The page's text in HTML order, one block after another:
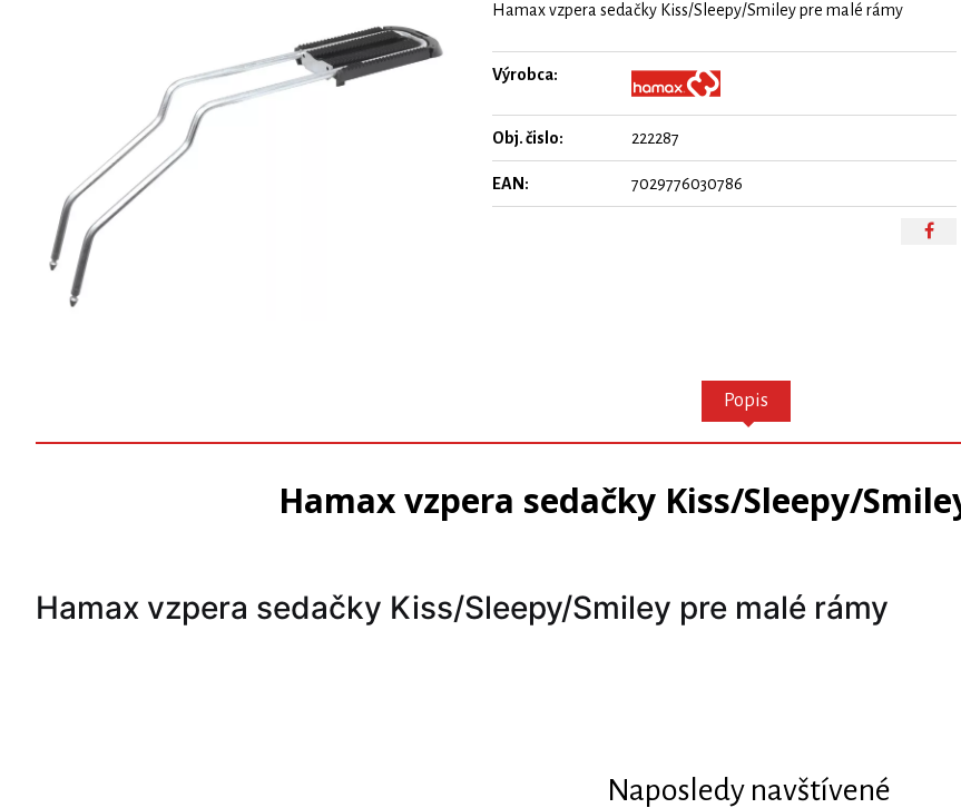
Hamax vzpera sedačky Kiss/Sleepy/Smiley pre malé rámy
Výrobca:
Obj. čislo: 222287
EAN: 7029776030786
Popis
Hamax vzpera sedačky Kiss/Sleepy/
Hamax vzpera sedačky Kiss/Sleepy/Smiley pre malé rámy
Naposledy navštívené